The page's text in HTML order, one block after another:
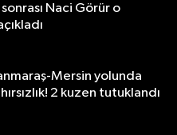
Naci Görür o
Mersin yolunda
2 kuzen tutuklandı